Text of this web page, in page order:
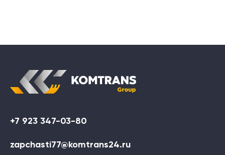
+7 923 347-03-80
zapchasti77@komtrans24.ru